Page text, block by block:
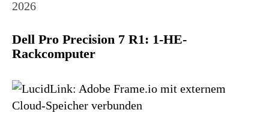
2026
Dell Pro Precision 7 R1: 1-HE-
Rackcomputer